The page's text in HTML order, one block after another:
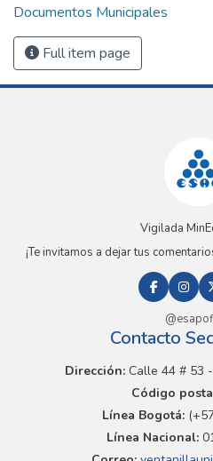
Documentos Municipales
Full item page
Vigilada
¡Te invitamos a dejar tus
Contacto
Dirección:Calle 44 # 53 -
Código
Línea Bogotá:
Línea Nacional: